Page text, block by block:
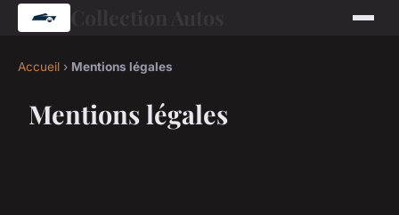
Accueil › Mentions légales
Mentions légales